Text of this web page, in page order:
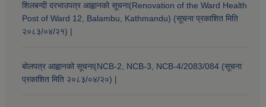
शिलबन्दी दरभाउपत्र आह्वानको सूचना(Renovation of the Ward Health
Post of Ward 12, Balambu, Kathmandu) (सूचना प्रकाशित मिति
२०८३/०४/२१) |
बोलपत्र आह्वानको सूचना(NCB-2, NCB-3, NCB-4/2083/084 (सूचना
प्रकाशित मिति २०८३/०४/२०) |